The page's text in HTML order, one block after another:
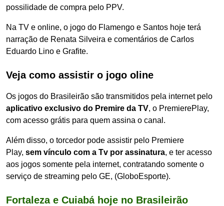
possilidade de compra pelo PPV.
Na TV e online, o jogo do Flamengo e Santos hoje terá
narração de Renata Silveira e comentários de Carlos
Eduardo Lino e Grafite.
Veja como assistir o jogo oline
Os jogos do Brasileirão são transmitidos pela internet pelo
aplicativo exclusivo do Premire da TV, o PremierePlay,
com acesso grátis para quem assina o canal.
Além disso, o torcedor pode assistir pelo Premiere
Play, sem vínculo com a Tv por assinatura, e ter acesso
aos jogos somente pela internet, contratando somente o
serviço de streaming pelo GE, (GloboEsporte).
Fortaleza e Cuiabá hoje no Brasileirão